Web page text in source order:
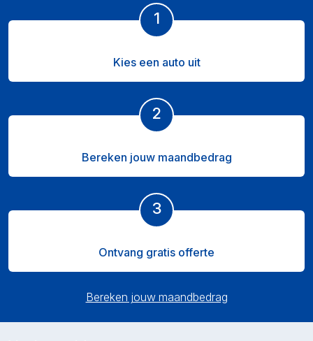
1
Kies een auto uit
2
Bereken jouw maandbedrag
3
Ontvang gratis offerte
Bereken jouw maandbedrag